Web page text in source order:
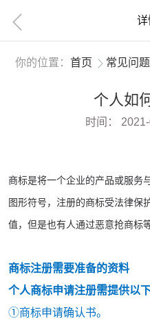
详
你的位置：首页 常见问题
个人如
时间：
商标是将一个企业的产品或服务
图形符号，注册的商标受法律保
值，但是也有人通过恶意抢商标
商标注册需要准备的资料
个人商标申请注册需提供以下
①商标申请确认书。